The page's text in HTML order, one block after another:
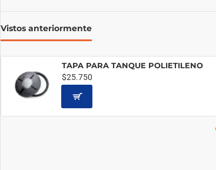
Vistos anteriormente
TAPA PARA TANQUE POLIETILENO
$25.750